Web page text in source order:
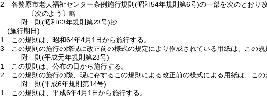
2
各務原市老人福祉センター条例施行規則 (昭和54年規則第6号)の一部を次のとおり改
〔次のよう〕略
附 則(昭和63年規則第23号)抄
(施行期日)
1
この規則は、昭和64年4月1日から施行する。
3
この規則の施行の際現に改正前の様式の規定により作成されている用紙は、この
附 則(平成元年規則第28号)
1
この規則は、公布の日から施行する。
2
この規則の施行の際、現に存するこの規則による改正前の様式による用紙は、こ
附 則(平成6年規則第14号)
1
この規則は、平成6年4月1日から施行する。